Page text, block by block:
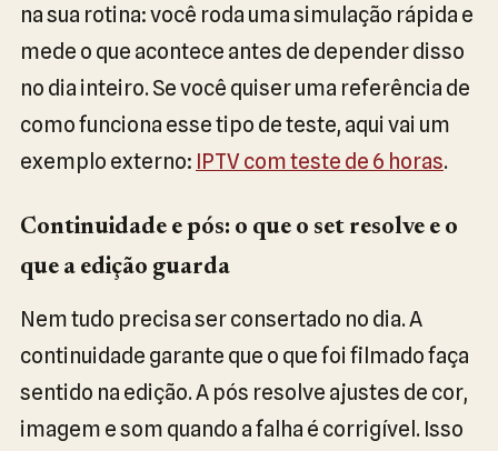
na sua rotina: você roda uma simulação rápida e
mede o que acontece antes de depender disso
no dia inteiro. Se você quiser uma referência de
como funciona esse tipo de teste, aqui vai um
exemplo externo: IPTV com teste de 6 horas.
Continuidade e pós: o que o set resolve e o
que a edição guarda
Nem tudo precisa ser consertado no dia. A
continuidade garante que o que foi filmado faça
sentido na edição. A pós resolve ajustes de cor,
imagem e som quando a falha é corrigível. Isso